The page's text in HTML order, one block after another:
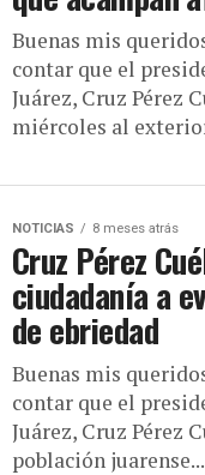
Buenas mis
contar que el
Juárez, Cruz Pérez
miércoles al
NOTICIAS 8 meses atrás
Cruz Pérez
ciudadanía a
de ebriedad
Buenas mis
contar que el
Juárez, Cruz Pérez
población juarense...